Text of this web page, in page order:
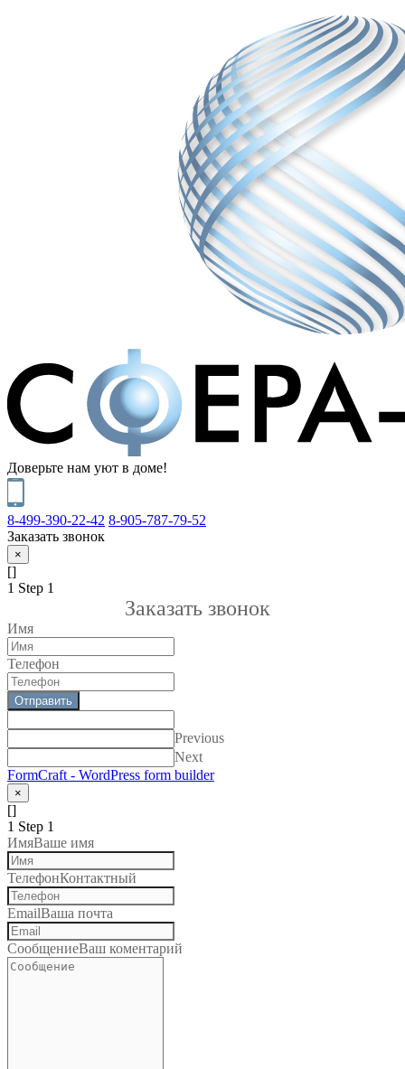
Доверьте нам уют в доме!
8-499-390-22-42 8-905-787-79-52
Заказать звонок
×
[]
1 Step 1
Заказать звонок
Имя
Телефон
Отправить
Previous
Next
FormCraft - WordPress form builder
×
[]
1 Step 1
ИмяВаше имя
ТелефонКонтактный
EmailВаша почта
СообщениеВаш коментарий